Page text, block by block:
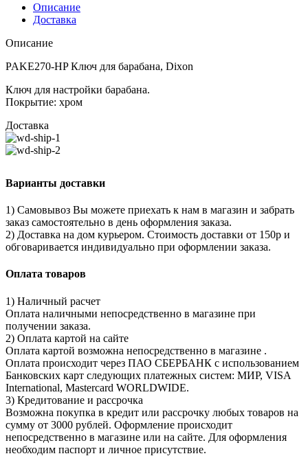
Описание
Доставка
Описание
PAKE270-HP Ключ для барабана, Dixon
Ключ для настройки барабана.
Покрытие: хром
Доставка
Варианты доставки
1) Самовывоз Вы можете приехать к нам в магазин и забрать
заказ самостоятельно в день оформления заказа.
2) Доставка на дом курьером. Стоимость доставки от 150р и
обговаривается индивидуально при оформлении заказа.
Оплата товаров
1) Наличный расчет
Оплата наличными непосредственно в магазине при
получении заказа.
2) Оплата картой на сайте
Оплата картой возможна непосредственно в магазине .
Оплата происходит через ПАО СБЕРБАНК с использованием
Банковских карт следующих платежных систем: МИР, VISA
International, Mastercard WORLDWIDE.
3) Кредитование и рассрочка
Возможна покупка в кредит или рассрочку любых товаров на
сумму от 3000 рублей. Оформление происходит
непосредственно в магазине или на сайте. Для оформления
необходим паспорт и личное присутствие.